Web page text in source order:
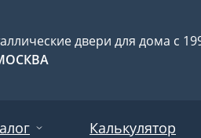
двери для дома с
Калькулятор